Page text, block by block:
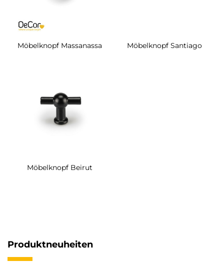
Möbelknopf Massanassa Möbelknopf Santiago
Möbelknopf Beirut
Produktneuheiten